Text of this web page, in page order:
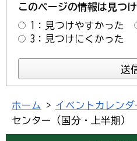
このページの情報は見つ
1：見つけやすかった
3：見つけにくかった
ホーム > イベントカレンダ
センター（国分・上半期）